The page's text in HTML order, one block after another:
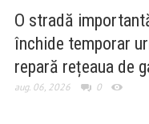
O stradă
închide temporar
repară rețeaua de
aug. 06, 2026 0